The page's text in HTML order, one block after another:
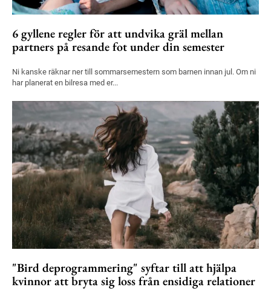
6 gyllene regler för att undvika gräl mellan
partners på resande fot under din semester
Ni kanske räknar ner till sommarsemestern som barnen innan jul. Om ni
har planerat en bilresa med er...
"Bird deprogrammering" syftar till att hjälpa
kvinnor att bryta sig loss från ensidiga relationer